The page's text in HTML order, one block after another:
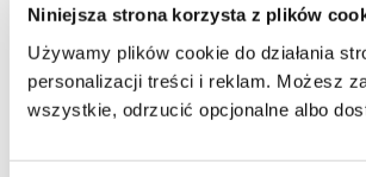
Niniejsza strona korzysta z plików
Używamy plików cookie do działania
personalizacji treści i reklam. Możesz
wszystkie, odrzucić opcjonalne albo
W sklepie warto porównać serię z
kabiną kwadratową, prostokątną, walk-in